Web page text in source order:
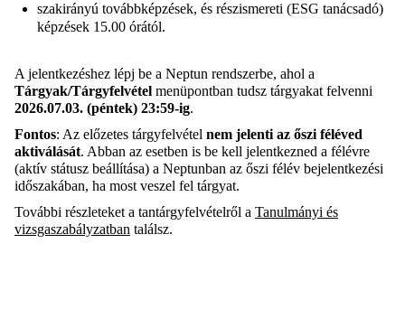
szakirányú továbbképzések, és részismereti (ESG tanácsadó)
képzések 15.00 órától.
A jelentkezéshez lépj be a Neptun rendszerbe, ahol a
Tárgyak/Tárgyfelvétel menüpontban tudsz tárgyakat felvenni
2026.07.03. (péntek) 23:59-ig.
Fontos: Az előzetes tárgyfelvétel nem jelenti az őszi féléved
aktiválását. Abban az esetben is be kell jelentkezned a félévre
(aktív státusz beállítása) a Neptunban az őszi félév bejelentkezési
időszakában, ha most veszel fel tárgyat.
További részleteket a tantárgyfelvételről a Tanulmányi és
vizsgaszabályzatban találsz.